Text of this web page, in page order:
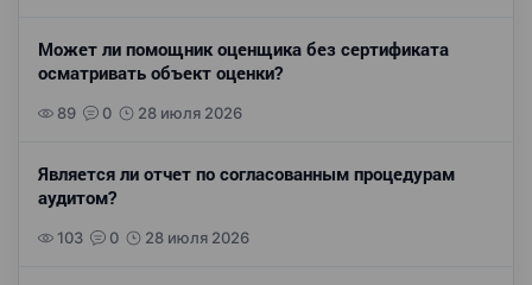
Может ли помощник оценщика без сертификата
осматривать объект оценки?
89 0 28 июля 2026
Является ли отчет по согласованным процедурам
аудитом?
103 0 28 июля 2026